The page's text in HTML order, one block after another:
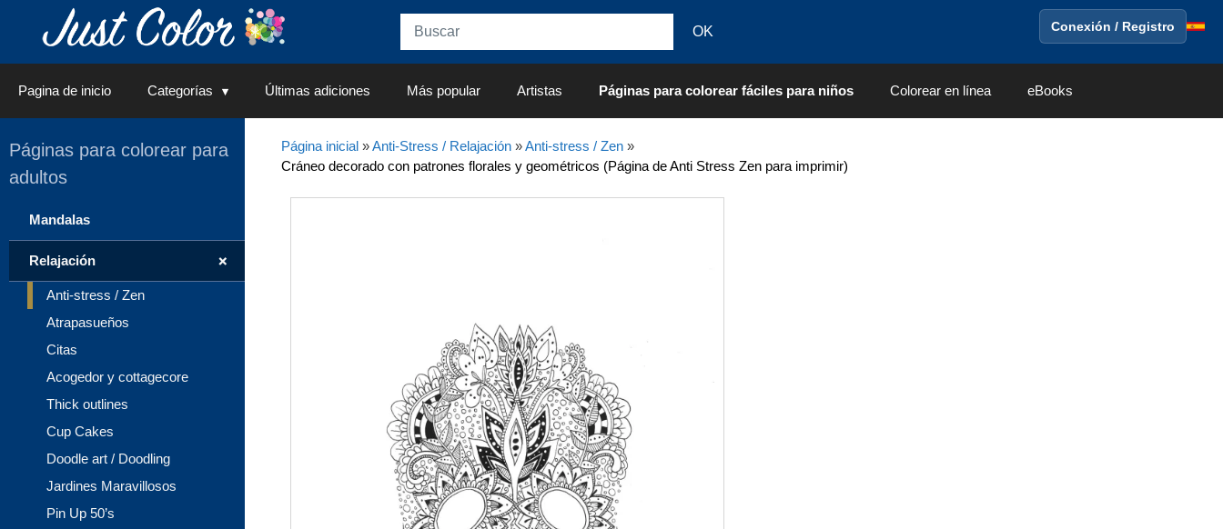
Conexión / Registro
Pagina de inicio Categorías Últimas adiciones Más popular Artistas Páginas para colorear fáciles para niños Colorear en línea eBooks
Página inicial»Anti-Stress / Relajación»Anti-stress / Zen»
Cráneo decorado con patrones florales y geométricos (Página de Anti Stress Zen para imprimir)
Páginas para colorear para
adultos
Mandalas
+
Relajación
Anti-stress / Zen
Atrapasueños
Citas
Acogedor y cottagecore
Thick outlines
Cup Cakes
Doodle art / Doodling
Jardines Maravillosos
Pin Up 50’s